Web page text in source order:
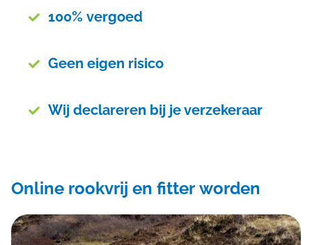
 100% vergoed
 Geen eigen risico
 Wij declareren bij je verzekeraar
Online rookvrij en fitter worden